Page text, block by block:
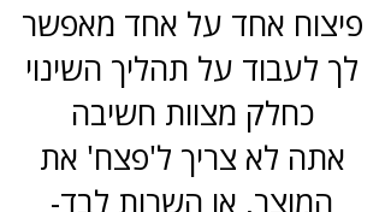
פיצוח אחד על אחד מאפשר
לך לעבוד על תהליך השינוי
כחלק מצוות חשיבה
אתה לא צריך ל'פצח' את
המוצר, או השרות לבד-